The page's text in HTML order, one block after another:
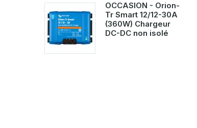
OCCASION - Orion-
Tr Smart 12/12-30A
(360W) Chargeur
DC-DC non isolé